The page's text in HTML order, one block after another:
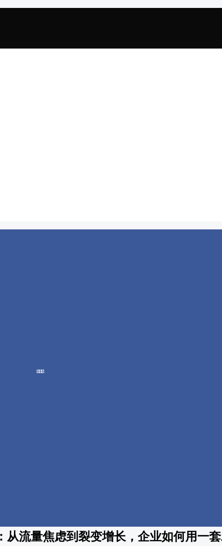
从流量焦虑到裂变增长，企业如何用一